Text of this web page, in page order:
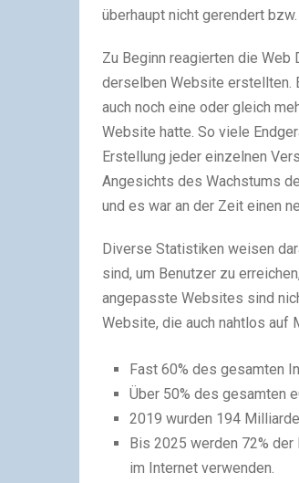
überhaupt nicht gerendert
Zu Beginn reagierten die
derselben Website erstellten.
auch noch eine oder gleich
Website hatte. So viele
Erstellung jeder einzelnen
Angesichts des Wachstums
und es war an der Zeit einen
Diverse Statistiken weisen
sind, um Benutzer zu
angepasste Websites sind
Website, die auch nahtlos auf
Fast 60% des gesamten
Über 50% des gesamten
2019 wurden 194
Bis 2025 werden 72%
im Internet verwenden.